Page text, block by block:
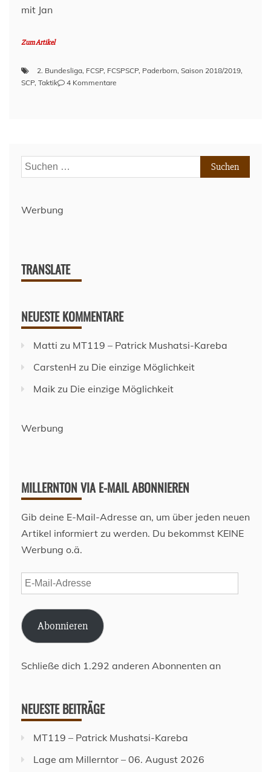
mit Jan
Zum Artikel
2. Bundesliga, FCSP, FCSPSCP, Paderborn, Saison 2018/2019,
SCP, Taktik 4 Kommentare
Paderborn
–
Suchen
nach:
Werbung
TRANSLATE
NEUESTE KOMMENTARE
Matti zu MT119 – Patrick Mushatsi-Kareba
CarstenH zu Die einzige Möglichkeit
Maik zu Die einzige Möglichkeit
Werbung
MILLERNTON VIA E-MAIL ABONNIEREN
Gib deine E-Mail-Adresse an, um über jeden neuen
Artikel informiert zu werden. Du bekommst KEINE
Werbung o.ä.
E-
Mail-
Adresse
Abonnieren
Schließe dich 1.292 anderen Abonnenten an
NEUESTE BEITRÄGE
MT119 – Patrick Mushatsi-Kareba
Lage am Millerntor – 06. August 2026